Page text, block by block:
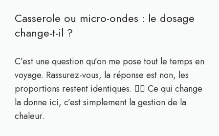
Casserole ou micro-ondes : le dosage
change-t-il ?
C’est une question qu’on me pose tout le temps en
voyage. Rassurez-vous, la réponse est non, les
proportions restent identiques. 🤷‍♀️ Ce qui change
la donne ici, c’est simplement la gestion de la
chaleur.